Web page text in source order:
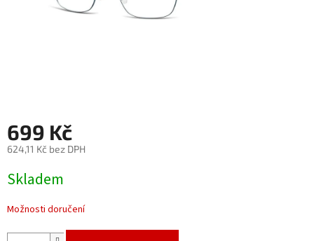
699 Kč
624,11 Kč bez DPH
cena:
Skladem
Možnosti doručení